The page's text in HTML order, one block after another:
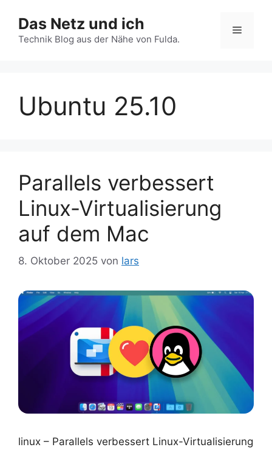
Inhalt
springen
Das Netz und ich
Technik Blog aus der Nähe von Fulda.
Menü
Ubuntu 25.10
Parallels verbessert
Linux-Virtualisierung
auf dem Mac
8. Oktober 2025 von lars
linux – Parallels verbessert Linux-Virtualisierung